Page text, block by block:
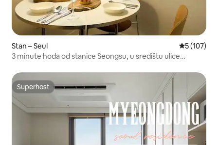
Stan – Seul Prosječna
5 (107)
3 minute hoda od stanice Seongsu, u središtu ulice
minimalistički ugođaj s toplim osjećajem
Superhost
Superhost